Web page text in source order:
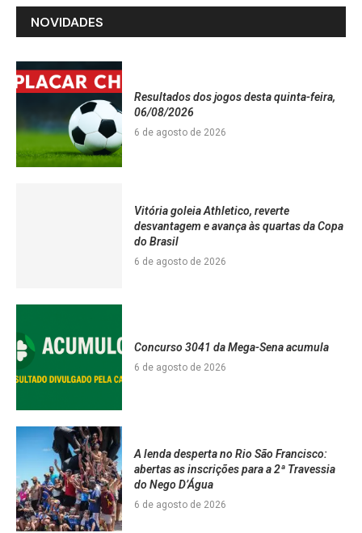
NOVIDADES
Resultados dos jogos desta quinta-feira,
06/08/2026
6 de agosto de 2026
Vitória goleia Athletico, reverte
desvantagem e avança às quartas da Copa
do Brasil
6 de agosto de 2026
Concurso 3041 da Mega-Sena acumula
6 de agosto de 2026
A lenda desperta no Rio São Francisco:
abertas as inscrições para a 2ª Travessia
do Nego D’Água
6 de agosto de 2026